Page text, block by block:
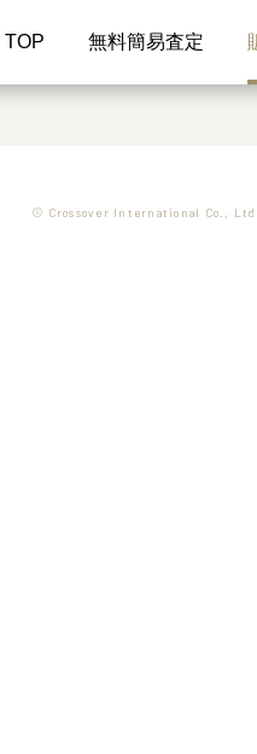
TOP 無料簡易査定
© Crossover International Co., Ltd.